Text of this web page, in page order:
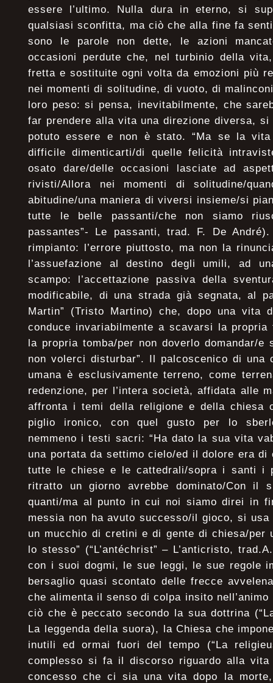
essere l’ultimo. Nulla dura in eterno, si
qualsiasi sconfitta, ma ciò che alla fine fa
sono le parole non dette, le azioni
occasioni perdute che, nel turbinio della
fretta e sostituite ogni volta da emozioni più
nei momenti di solitudine, di vuoto, di
loro peso: si pensa, inevitabilmente, che
far prendere alla vita una direzione diversa,
potuto essere e non è stato. “Ma se la
difficile dimenticarti/di quelle felicità
osato dare/delle occasioni lasciate ad
rivisti/Allora nei momenti di solitudine/
abitudine/una maniera di viversi insieme/si
tutte le belle passanti/che non siamo
passantes”- Le passanti, trad. F. De
rimpianto: l’errore piuttosto, ma non la
l’assuefazione al destino degli umili, ad
scampo: l’accettazione passiva della
modificabile, di una strada già segnata, al
Martin” (Tristo Martino) che, dopo una vita
conduce invariabilmente a scavarsi la
la propria tomba/per non doverlo domandar/e
non volerci disturbar”. Il palcoscenico di una
umana è esclusivamente terreno, come
redenzione, per l’intera società, affidata alle
affronta i temi della religione e della chiesa
piglio ironico, con quel gusto per lo
nemmeno i testi sacri: “Ha dato la sua vita
una portata da settimo cielo/ed il dolore era di
tutte le chiese e le cattedrali/sopra i santi i
ritratto un giorno avrebbe dominato/Con il
quanti/ma al punto in cui noi siamo direi in
messia non ha avuto successo/il gioco, si
un mucchio di cretini e di gente di chiesa/per
lo stesso” (“L’antéchrist” – L’anticristo,
con i suoi dogmi, le sue leggi, le sue regole
bersaglio quasi scontato delle frecce
che alimenta il senso di colpa insito
ciò che è peccato secondo la sua dottrina
La leggenda della suora), la Chiesa che
inutili ed ormai fuori del tempo (“La
complesso si fa il discorso riguardo alla vita
concesso che ci sia una vita dopo la